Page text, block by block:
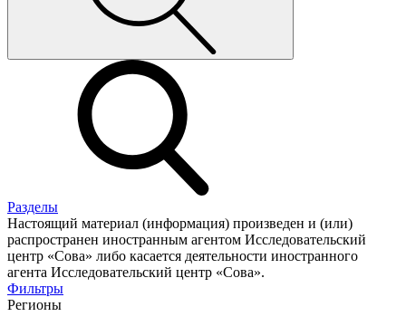
Разделы
Настоящий материал (информация) произведен и (или)
распространен иностранным агентом Исследовательский
центр «Сова» либо касается деятельности иностранного
агента Исследовательский центр «Сова».
Фильтры
Регионы